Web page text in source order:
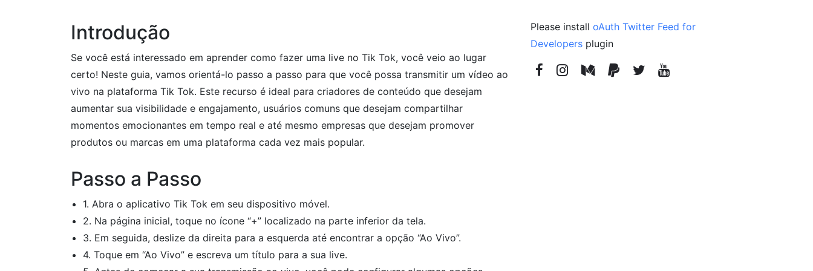
Introdução
Se você está interessado em aprender como fazer uma live no Tik Tok, você veio ao lugar
certo! Neste guia, vamos orientá-lo passo a passo para que você possa transmitir um vídeo ao
vivo na plataforma Tik Tok. Este recurso é ideal para criadores de conteúdo que desejam
aumentar sua visibilidade e engajamento, usuários comuns que desejam compartilhar
momentos emocionantes em tempo real e até mesmo empresas que desejam promover
produtos ou marcas em uma plataforma cada vez mais popular.
Passo a Passo
1. Abra o aplicativo Tik Tok em seu dispositivo móvel.
2. Na página inicial, toque no ícone “+” localizado na parte inferior da tela.
3. Em seguida, deslize da direita para a esquerda até encontrar a opção “Ao Vivo”.
4. Toque em “Ao Vivo” e escreva um título para a sua live.
Please install oAuth Twitter Feed for
Developers plugin